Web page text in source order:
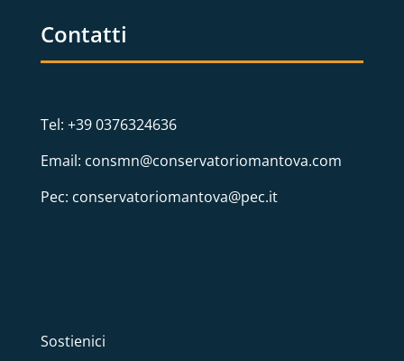
Contatti
Tel: +39 0376324636
Email: consmn@conservatoriomantova.com
Pec: conservatoriomantova@pec.it
Sostienici